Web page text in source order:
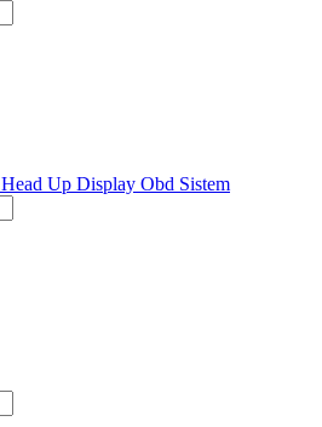
Up Display Obd Sistem